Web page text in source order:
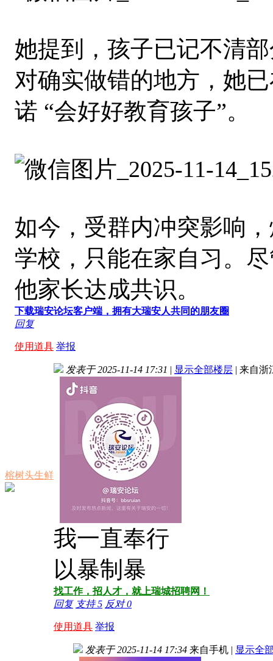
她提到，孩子已记不清
对确实做错的地方，她
诺 “会好好教育孩子”。
如今，受群内冲突影响
学校，只能在家自习。
他家长达成共识。
下载瑞安论坛客户端，拥有大瑞安人共同的朋友圈
回复
使用道具 举报
榕树头生鲜
发表于 2025-11-14 17:31 | 显示全部楼层 | 来自浙
我一直奉行
以暴制暴
找工作，招人才，就上瑞城招聘网！
回复 支持5 反对0
使用道具 举报
发表于 2025-11-14 17:34 来自手机 | 显示全